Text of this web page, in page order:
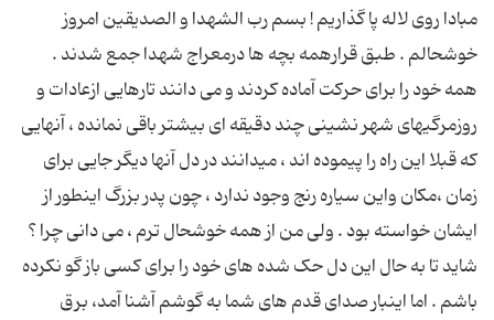
مبادا روی لاله پا گذاریم ! بسم رب الشهدا و الصدیقین امروز
خوشحالم . طبق قرارهمه بچه ها درمعراج شهدا جمع شدند .
همه خود را برای حرکت آماده کردند و می دانند تارهایی ازعادات و
روزمرگیهای شهر نشینی چند دقیقه ای بیشتر باقی نمانده ، آنهایی
که قبلا این راه را پیموده اند ، میدانند در دل آنها دیگر جایی برای
زمان ،مکان واین سیاره رنج وجود ندارد ، چون پدر بزرگ اینطور از
ایشان خواسته بود . ولی من از همه خوشحال ترم ، می دانی چرا ؟
شاید تا به حال این دل حک شده های خود را برای کسی باز گو نکرده
باشم . اما اینبار صدای قدم های شما به گوشم آشنا آمد، برق